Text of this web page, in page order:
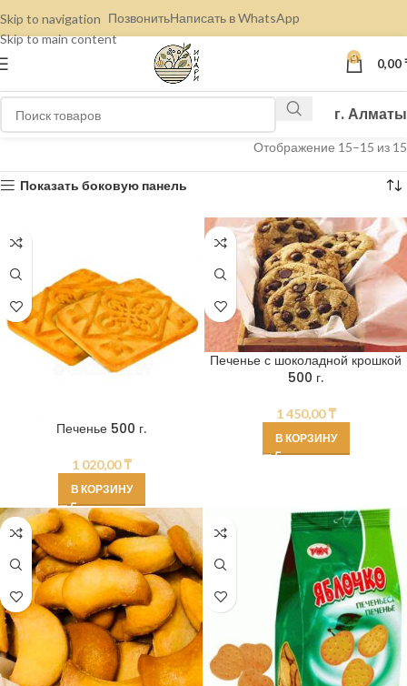
Skip to navigation
Skip to main content
ПозвонитьНаписать в WhatsApp
0 0,00
г. Алматы
Отображение 15–15 из 15
Показать боковую панель
Печенье 500 г.
1 020,00₸
В КОРЗИНУ
Печенье с шоколадной крошкой
500 г.
1 450,00₸
В КОРЗИНУ